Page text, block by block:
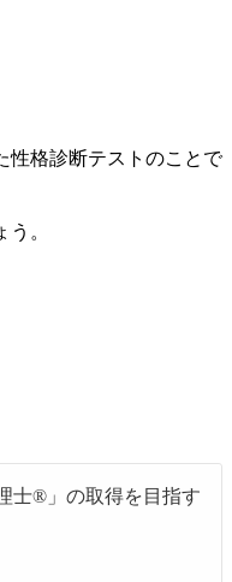
性格診断テストのことで
。
士®」の取得を目指す